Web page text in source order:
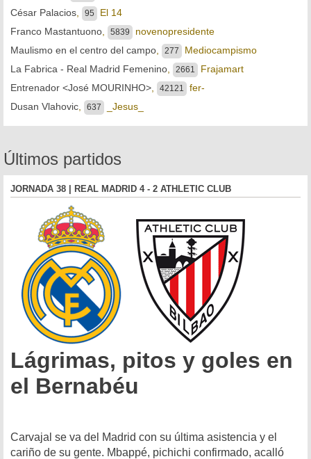
César Palacios
95
El 14
Franco Mastantuono
5839
novenopresidente
Maulismo en el centro del campo
277
Mediocampismo
La Fabrica - Real Madrid Femenino
2661
Frajamart
Entrenador <José MOURINHO>
42121
fer-
Dusan Vlahovic
637 _Jesus_
Últimos partidos
JORNADA 38 | REAL MADRID 4 - 2 ATHLETIC CLUB
Lágrimas, pitos y goles en
el Bernabéu
Carvajal se va del Madrid con su última asistencia y el
cariño de su gente. Mbappé, pichichi confirmado, acalló